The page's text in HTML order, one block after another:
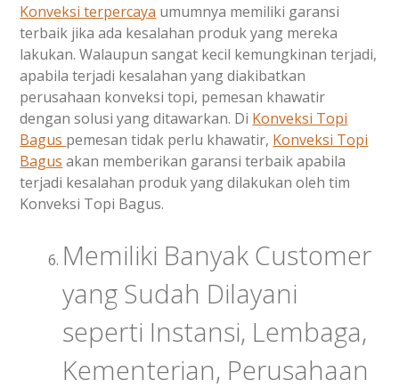
Konveksi terpercaya umumnya memiliki garansi
terbaik jika ada kesalahan produk yang mereka
lakukan. Walaupun sangat kecil kemungkinan terjadi,
apabila terjadi kesalahan yang diakibatkan
perusahaan konveksi topi, pemesan khawatir
dengan solusi yang ditawarkan. Di Konveksi Topi
Bagus pemesan tidak perlu khawatir, Konveksi Topi
Bagus akan memberikan garansi terbaik apabila
terjadi kesalahan produk yang dilakukan oleh tim
Konveksi Topi Bagus.
Memiliki Banyak Customer
yang Sudah Dilayani
seperti Instansi, Lembaga,
Kementerian, Perusahaan